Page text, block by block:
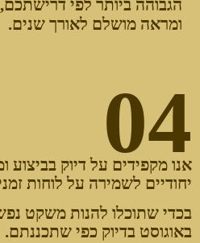
הגבוהה ביותר לפי דרישתכם,
ומראה מושלם לאורך שנים.
04
אנו מקפידים על דיוק
יחודיים לשמירה על לוחות
בכדי שתוכלו להנות משקט
באוגוסט בדיוק כפי שתכננתם.